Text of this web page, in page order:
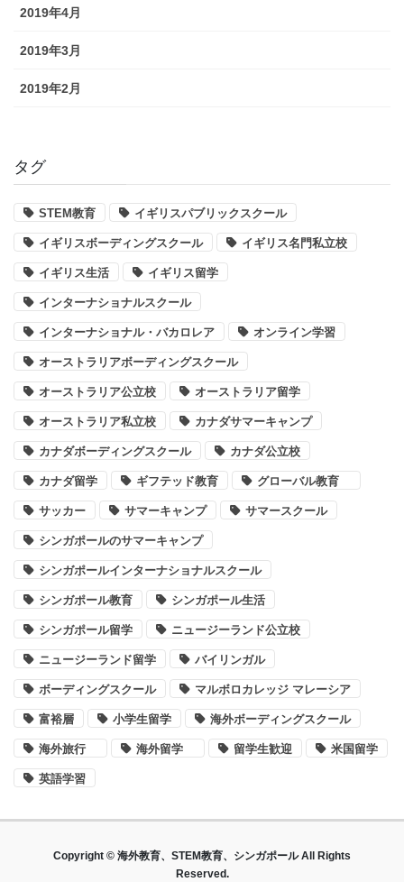
2019年4月
2019年3月
2019年2月
タグ
STEM教育 イギリスパブリックスクール
イギリスボーディングスクール イギリス名門私立校
イギリス生活 イギリス留学
インターナショナルスクール
インターナショナル・バカロレア オンライン学習
オーストラリアボーディングスクール
オーストラリア公立校 オーストラリア留学
オーストラリア私立校 カナダサマーキャンプ
カナダボーディングスクール カナダ公立校
カナダ留学 ギフテッド教育 グローバル教育
サッカー サマーキャンプ サマースクール
シンガポールのサマーキャンプ
シンガポールインターナショナルスクール
シンガポール教育 シンガポール生活
シンガポール留学 ニュージーランド公立校
ニュージーランド留学 バイリンガル
ボーディングスクール マルボロカレッジ マレーシア
富裕層 小学生留学 海外ボーディングスクール
海外旅行 海外留学 留学生歓迎 米国留学
英語学習
Copyright © 海外教育、STEM教育、シンガポール All Rights
Reserved.